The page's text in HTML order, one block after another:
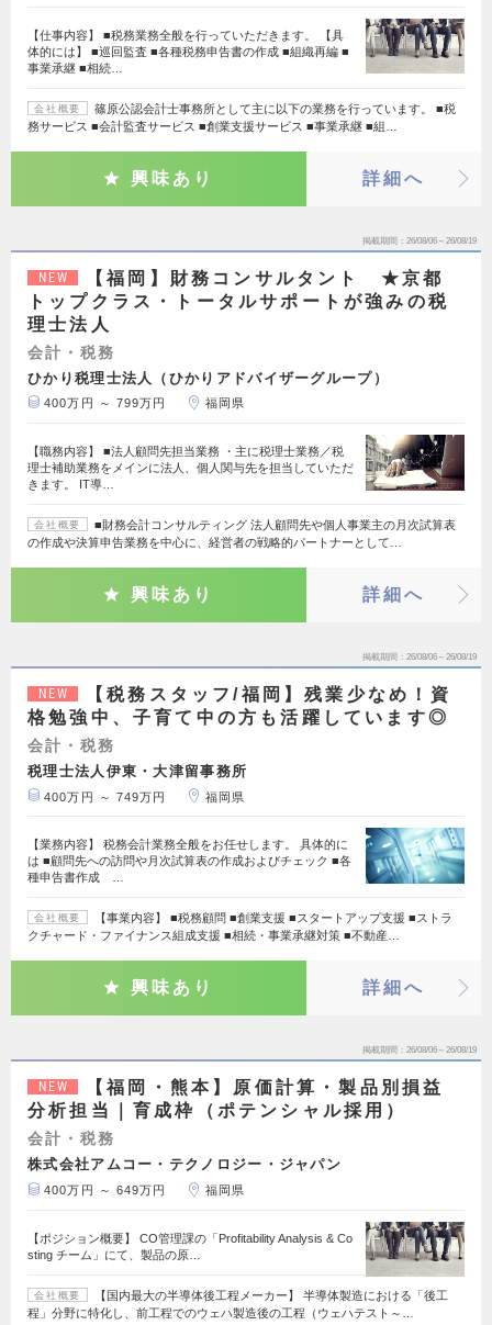
【仕事内容】 ■税務業務全般を行っていただきます。 【具
体的には】 ■巡回監査 ■各種税務申告書の作成 ■組織再編 ■
事業承継 ■相続…
会社概要
篠原公認会計士事務所として主に以下の業務を行っています。 ■税
務サービス ■会計監査サービス ■創業支援サービス ■事業承継 ■組…
興味あり 詳細へ
掲載期間 26/08/06～26/08/19
NEW
【福岡】財務コンサルタント ★京都
トップクラス・トータルサポートが強みの税
理士法人
会計・税務
ひかり税理士法人（ひかりアドバイザーグループ）
400万円 ～ 799万円 福岡県
【職務内容】 ■法人顧問先担当業務 ・主に税理士業務／税
理士補助業務をメインに法人、個人関与先を担当していただ
きます。 IT導…
会社概要
■財務会計コンサルティング 法人顧問先や個人事業主の月次試算表
の作成や決算申告業務を中心に、経営者の戦略的パートナーとして…
興味あり 詳細へ
掲載期間 26/08/06～26/08/19
NEW
【税務スタッフ/福岡】残業少なめ！資
格勉強中、子育て中の方も活躍しています◎
会計・税務
税理士法人伊東・大津留事務所
400万円 ～ 749万円 福岡県
【業務内容】 税務会計業務全般をお任せします。 具体的に
は ■顧問先への訪問や月次試算表の作成およびチェック ■各
種申告書作成 …
会社概要
【事業内容】 ■税務顧問 ■創業支援 ■スタートアップ支援 ■ストラ
クチャード・ファイナンス組成支援 ■相続・事業承継対策 ■不動産…
興味あり 詳細へ
掲載期間 26/08/06～26/08/19
NEW
【福岡・熊本】原価計算・製品別損益
分析担当｜育成枠（ポテンシャル採用）
会計・税務
株式会社アムコー・テクノロジー・ジャパン
400万円 ～ 649万円 福岡県
【ポジション概要】 CO管理課の「Profitability Analysis & Co
sting チーム」にて、製品の原…
会社概要
【国内最大の半導体後工程メーカー】 半導体製造における「後工
程」分野に特化し、前工程でのウェハ製造後の工程（ウェハテスト～…